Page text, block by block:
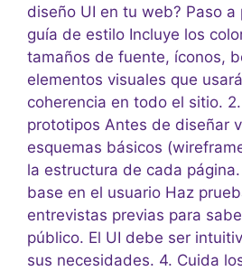
diseño UI en tu web? Paso a
guía de estilo Incluye los
tamaños de fuente, íconos,
elementos visuales que
coherencia en todo el sitio.
prototipos Antes de diseñar
esquemas básicos
la estructura de cada
base en el usuario Haz
entrevistas previas para
público. El UI debe ser
sus necesidades. 4. Cuida